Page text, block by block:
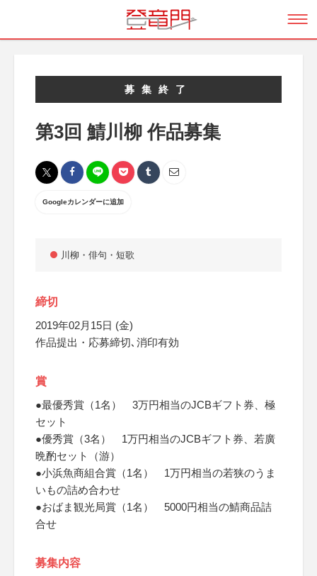
募集終了
第3回 鯖川柳 作品募集
Googleカレンダーに追加
川柳・俳句・短歌
締切
2019年02月15日 (金)
作品提出・応募締切､消印有効
賞
●最優秀賞（1名） 3万円相当のJCBギフト券、極
セット
●優秀賞（3名） 1万円相当のJCBギフト券、若廣
晩酌セット（游）
●小浜魚商組合賞（1名） 1万円相当の若狭のうま
いもの詰め合わせ
●おばま観光局賞（1名） 5000円相当の鯖商品詰
合せ
募集内容